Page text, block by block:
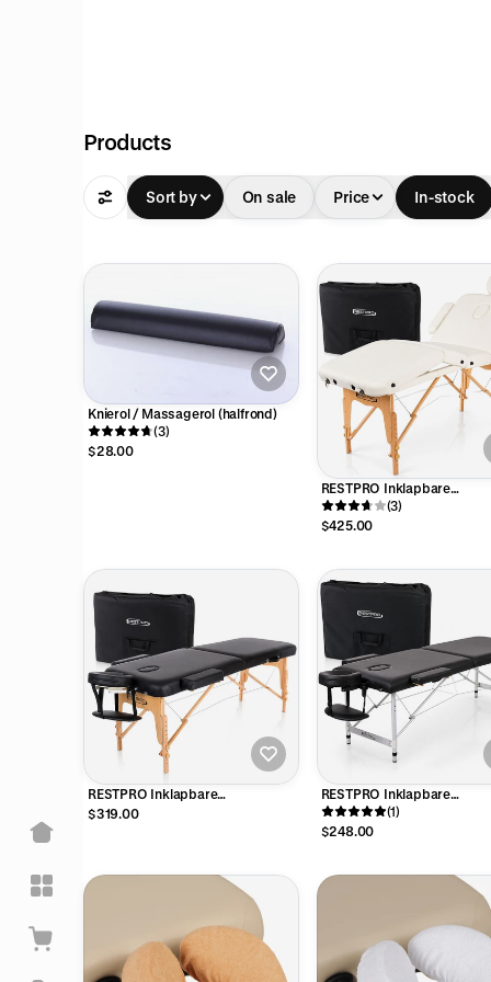
Products
Sort by On sale Price In-stock
Knierol / Massagerol (halfrond)
(3)
$28.00
RESTPRO Inklapbare
Massagetafel VIP 4 Créme
(3)
$425.00
RESTPRO Inklapbare
Massagetafel VIP 2 Zwart
$319.00
RESTPRO Inklapbare
Massagetafel Aluminium 2
(1)
$248.00